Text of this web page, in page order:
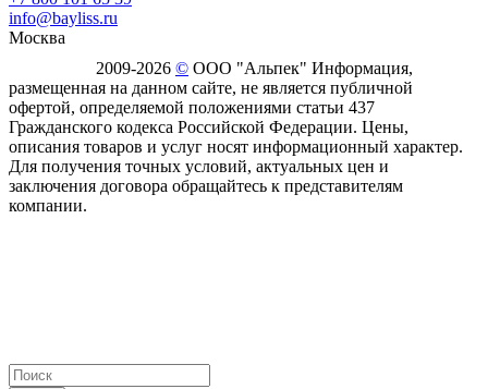
info@bayliss.ru
Москва
2009-2026 © ООО "Альпек" Информация,
размещенная на данном сайте, не является публичной
офертой, определяемой положениями статьи 437
Гражданского кодекса Российской Федерации. Цены,
описания товаров и услуг носят информационный характер.
Для получения точных условий, актуальных цен и
заключения договора обращайтесь к представителям
компании.